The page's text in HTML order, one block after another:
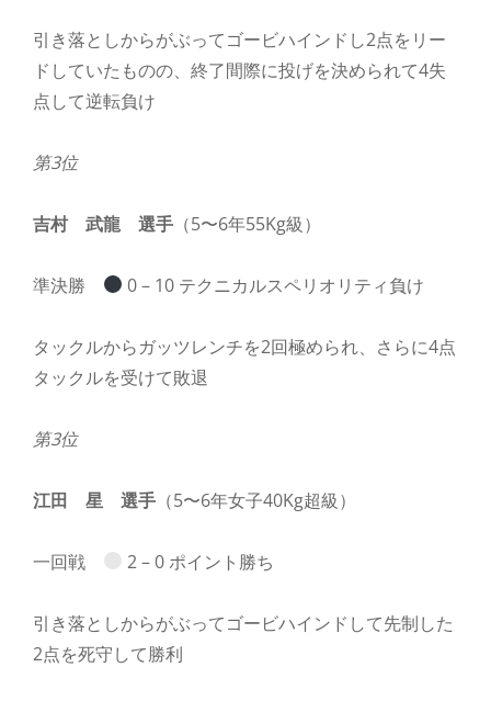
引き落としからがぶってゴービハインドし2点をリー
ドしていたものの、終了間際に投げを決められて4失
点して逆転負け
第3位
吉村 武龍 選手 （5〜6年55Kg級）
準決勝 0 – 10 テクニカルスペリオリティ負け
タックルからガッツレンチを2回極められ、さらに4点
タックルを受けて敗退
第3位
江田 星 選手 （5〜6年女子40Kg超級）
一回戦 2 – 0 ポイント勝ち
引き落としからがぶってゴービハインドして先制した
2点を死守して勝利